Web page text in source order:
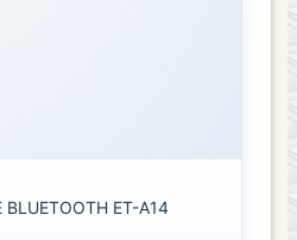
BLUETOOTH ET-A14